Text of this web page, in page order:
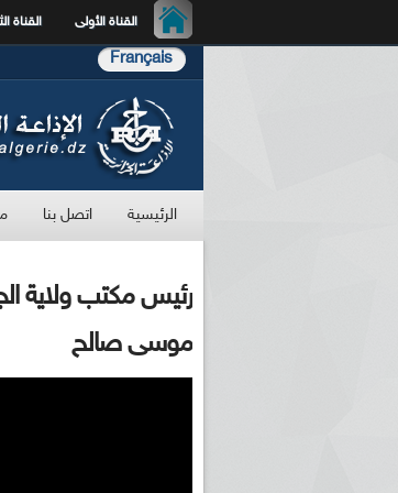
القناة الأولى القناة
Français
الرئيسية اتصل بنا
رئيس مكتب ولاية
موسى صالح